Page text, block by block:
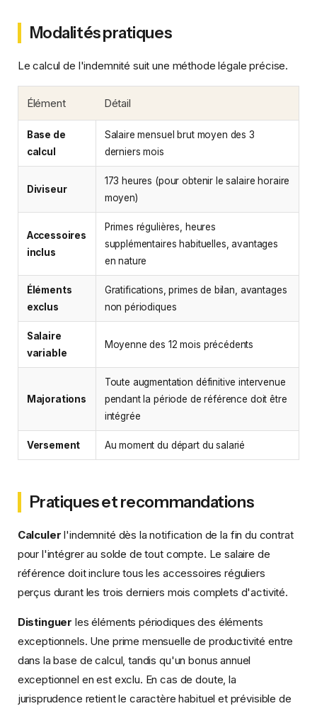
Modalités pratiques
Le calcul de l'indemnité suit une méthode légale précise.
Élément Détail
Base de
calcul
Salaire mensuel brut moyen des 3
derniers mois
Diviseur
173 heures (pour obtenir le salaire horaire
moyen)
Accessoires
inclus
Primes régulières, heures
supplémentaires habituelles, avantages
en nature
Éléments
exclus
Gratifications, primes de bilan, avantages
non périodiques
Salaire
variable
Moyenne des 12 mois précédents
Majorations
Toute augmentation définitive intervenue
pendant la période de référence doit être
intégrée
Versement Au moment du départ du salarié
Pratiques et recommandations
Calculer l'indemnité dès la notification de la fin du contrat
pour l'intégrer au solde de tout compte. Le salaire de
référence doit inclure tous les accessoires réguliers
perçus durant les trois derniers mois complets d'activité.
Distinguer les éléments périodiques des éléments
exceptionnels. Une prime mensuelle de productivité entre
dans la base de calcul, tandis qu'un bonus annuel
exceptionnel en est exclu. En cas de doute, la
jurisprudence retient le caractère habituel et prévisible de